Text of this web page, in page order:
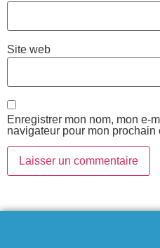
Site web
Enregistrer mon nom, mon e-
navigateur pour mon prochain